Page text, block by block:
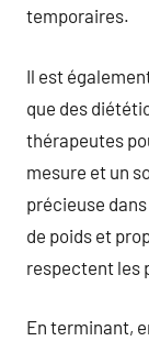
temporaires.
Il est
que des
thérapeutes
mesure et un
précieuse
de poids et
respectent les
En terminant,